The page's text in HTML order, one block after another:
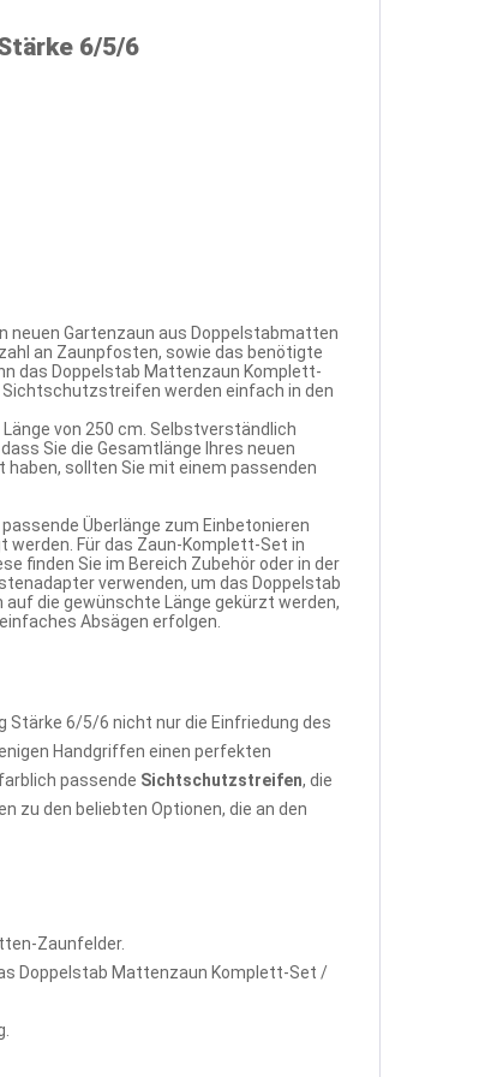
6/5/6
neuen Gartenzaun aus Doppelstabmatten
an Zaunpfosten, sowie das benötigte
das Doppelstab Mattenzaun Komplett-
werden einfach in den
von 250 cm. Selbstverständlich
Sie die Gesamtlänge Ihres neuen
haben, sollten Sie mit einem passenden
Überlänge zum Einbetonieren
Für das Zaun-Komplett-Set in
finden Sie im Bereich Zubehör oder in der
verwenden, um das Doppelstab
die gewünschte Länge gekürzt werden,
Absägen erfolgen.
6/5/6 nicht nur die Einfriedung des
Handgriffen einen perfekten
passende Sichtschutzstreifen, die
zu den beliebten Optionen, die an den
Zaunfelder.
Doppelstab Mattenzaun Komplett-Set /